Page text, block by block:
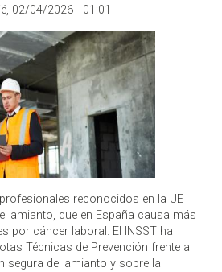
02/04/2026 - 01:01
reconocidos en la UE
amianto, que en España causa más
por cáncer laboral. El INSST ha
Técnicas de Prevención frente al
segura del amianto y sobre la